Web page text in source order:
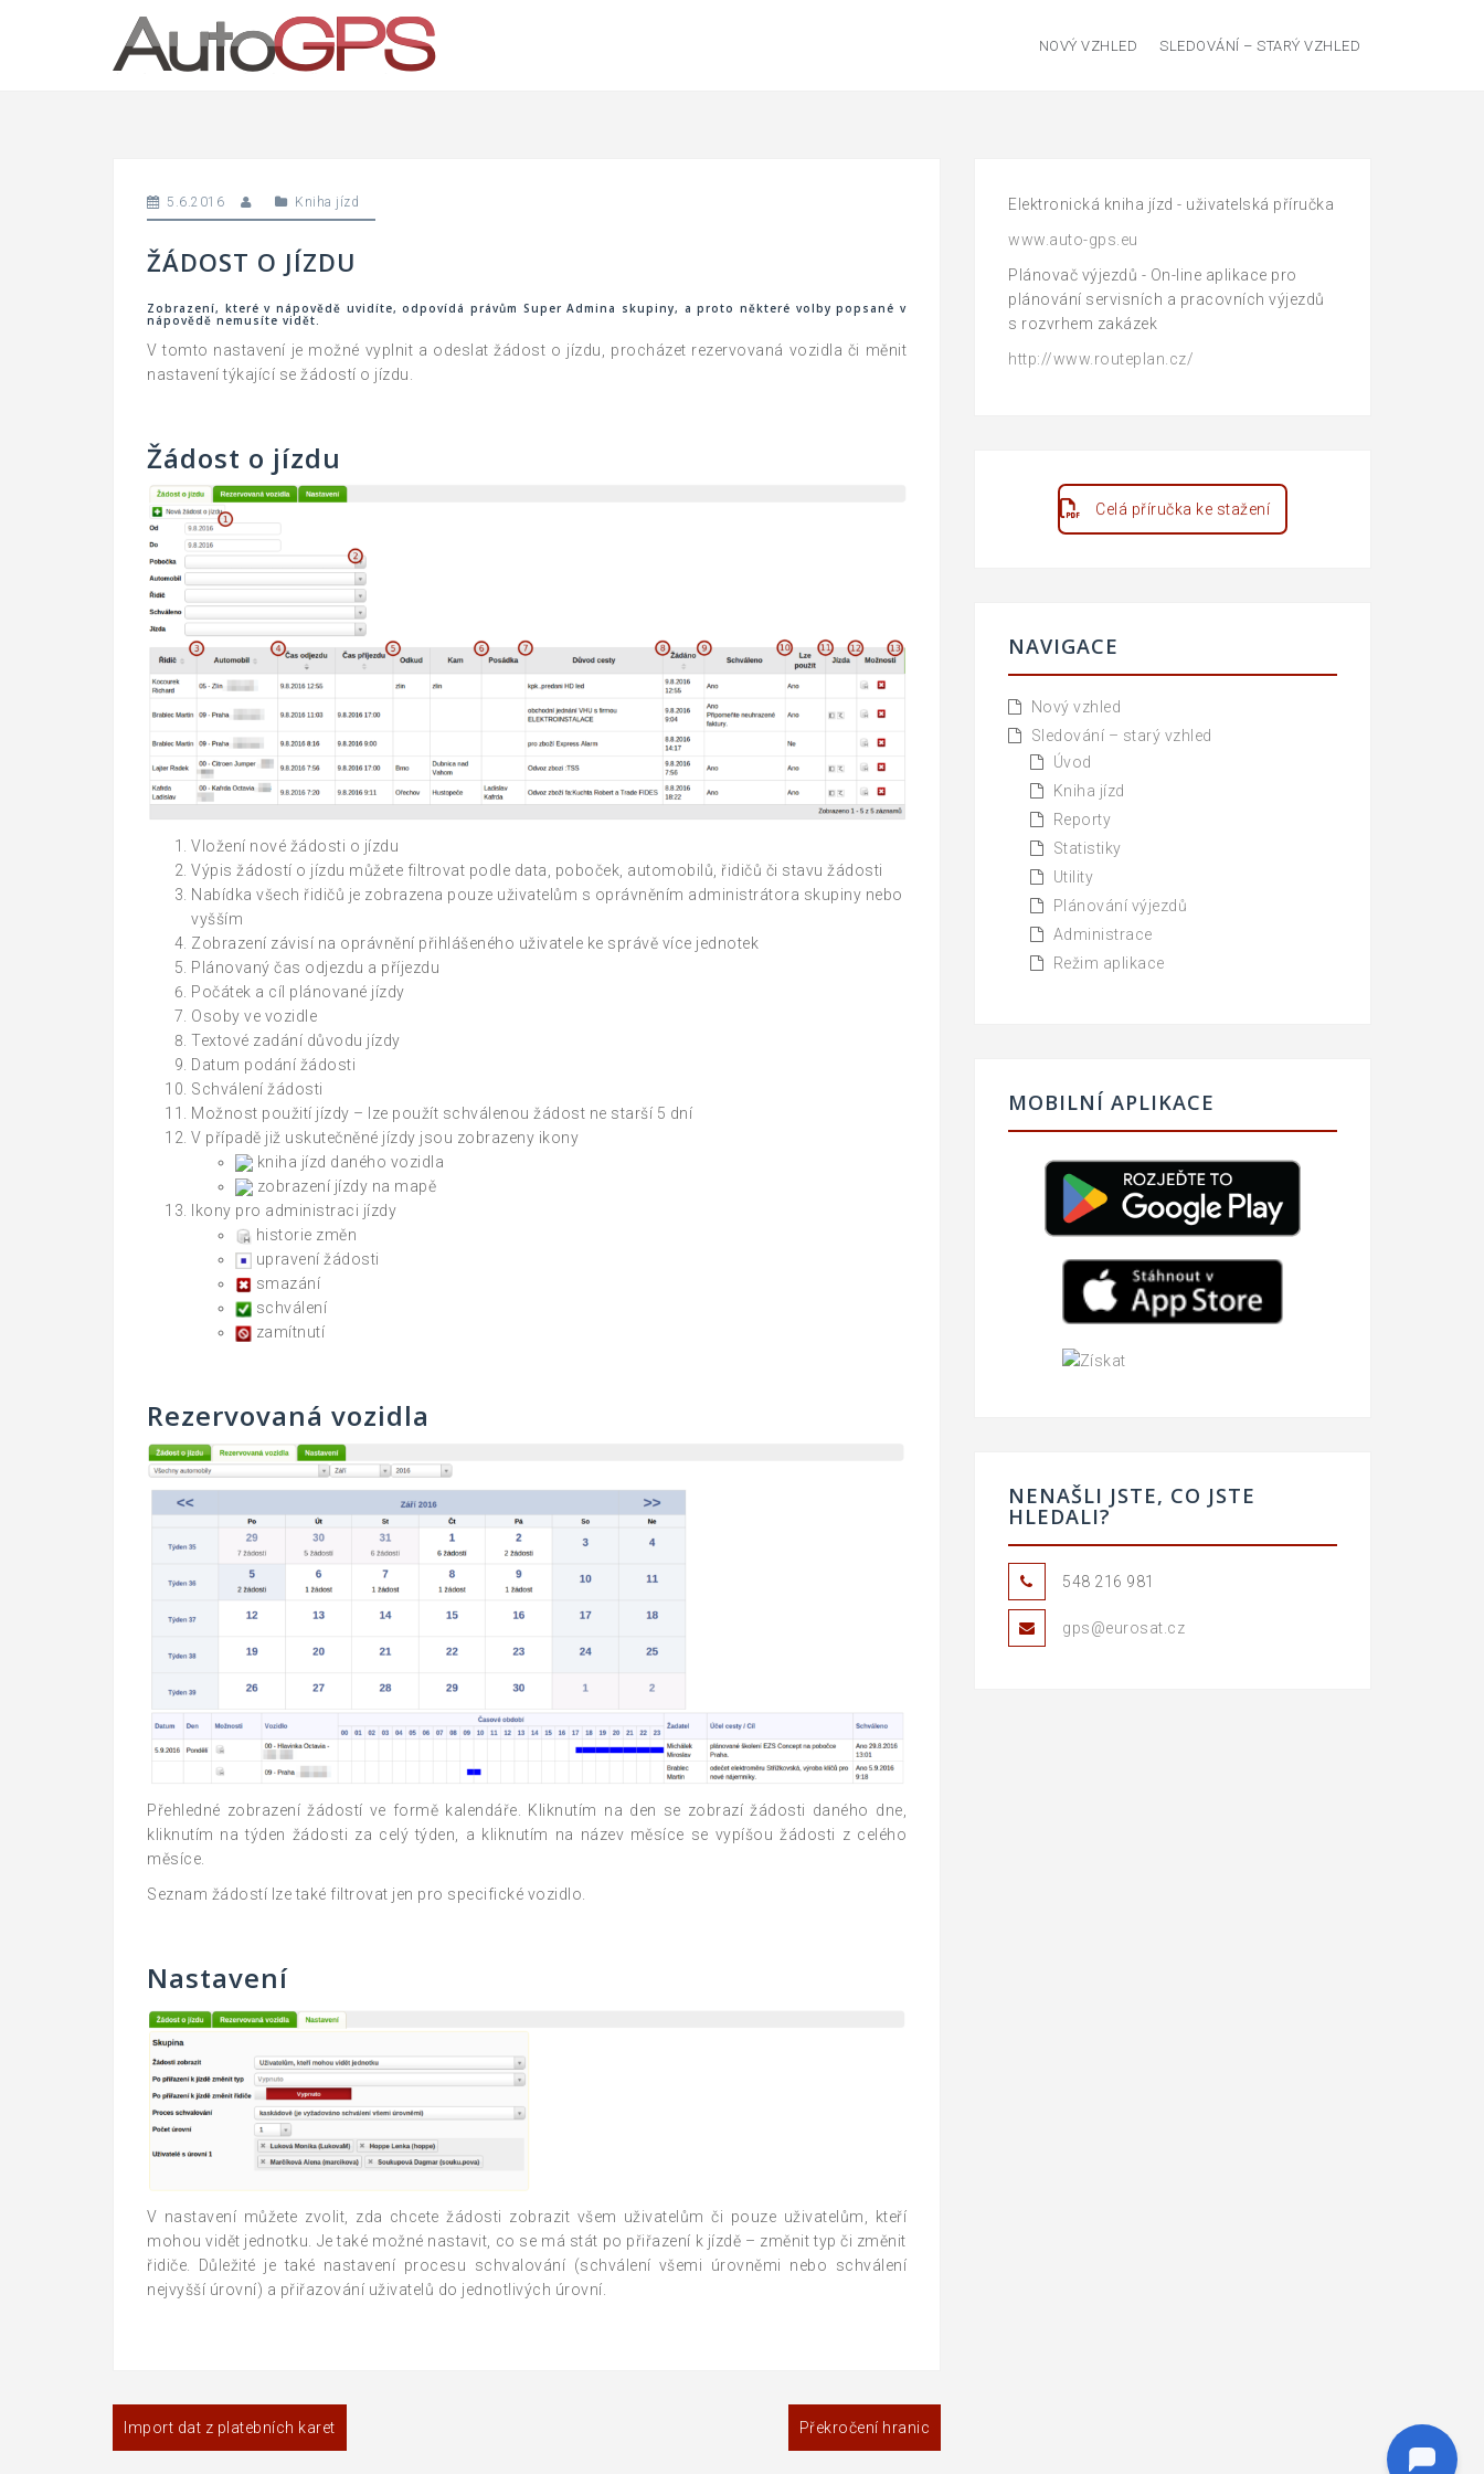
NOVÝ VZHLED SLEDOVÁNÍ – STARÝ VZHLED
5.6.2016 Kniha jízd
ŽÁDOST O JÍZDU
Zobrazení, které v nápovědě uvidíte, odpovídá právům Super Admina skupiny, a proto některé volby popsané v
nápovědě nemusíte vidět.
V tomto nastavení je možné vyplnit a odeslat žádost o jízdu, procházet rezervovaná vozidla či měnit
nastavení týkající se žádostí o jízdu.
Žádost o jízdu
Vložení nové žádosti o jízdu
Výpis žádostí o jízdu můžete filtrovat podle data, poboček, automobilů, řidičů či stavu žádosti
Nabídka všech řidičů je zobrazena pouze uživatelům s oprávněním administrátora skupiny nebo
vyšším
Zobrazení závisí na oprávnění přihlášeného uživatele ke správě více jednotek
Plánovaný čas odjezdu a příjezdu
Počátek a cíl plánované jízdy
Osoby ve vozidle
Textové zadání důvodu jízdy
Datum podání žádosti
Schválení žádosti
Možnost použití jízdy – lze použít schválenou žádost ne starší 5 dní
V případě již uskutečněné jízdy jsou zobrazeny ikony
kniha jízd daného vozidla
zobrazení jízdy na mapě
Ikony pro administraci jízdy
historie změn
upravení žádosti
smazání
schválení
zamítnutí
Rezervovaná vozidla
Přehledné zobrazení žádostí ve formě kalendáře. Kliknutím na den se zobrazí žádosti daného dne,
kliknutím na týden žádosti za celý týden, a kliknutím na název měsíce se vypíšou žádosti z celého
měsíce.
Seznam žádostí lze také filtrovat jen pro specifické vozidlo.
Nastavení
V nastavení můžete zvolit, zda chcete žádosti zobrazit všem uživatelům či pouze uživatelům, kteří
mohou vidět jednotku. Je také možné nastavit, co se má stát po přiřazení k jízdě – změnit typ či změnit
řidiče. Důležité je také nastavení procesu schvalování (schválení všemi úrovněmi nebo schválení
nejvyšší úrovní) a přiřazování uživatelů do jednotlivých úrovní.
Navigace
pro
Import dat z platebních karet Překročení hranic
Elektronická kniha jízd - uživatelská příručka
www.auto-gps.eu
Plánovač výjezdů - On-line aplikace pro
plánování servisních a pracovních výjezdů
s rozvrhem zakázek
http://www.routeplan.cz/
Celá příručka ke stažení
NAVIGACE
Nový vzhled
Sledování – starý vzhled
Úvod
Kniha jízd
Reporty
Statistiky
Utility
Plánování výjezdů
Administrace
Režim aplikace
MOBILNÍ APLIKACE
NENAŠLI JSTE, CO JSTE
HLEDALI?
548 216 981
gps@eurosat.cz